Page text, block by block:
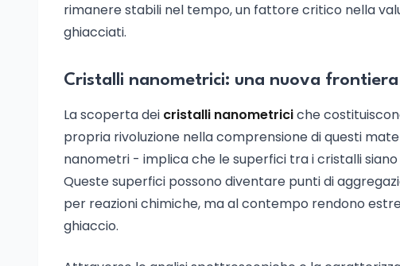
rimanere stabili nel tempo, un fattore critico nella
ghiacciati.
Cristalli nanometrici: una nuova
La scoperta dei cristalli nanometriciche
propria rivoluzione nella comprensione di questi
nanometri - implica che le superfici tra i cristalli
Queste superfici possono diventare punti di
per reazioni chimiche, ma al contempo rendono
ghiaccio.